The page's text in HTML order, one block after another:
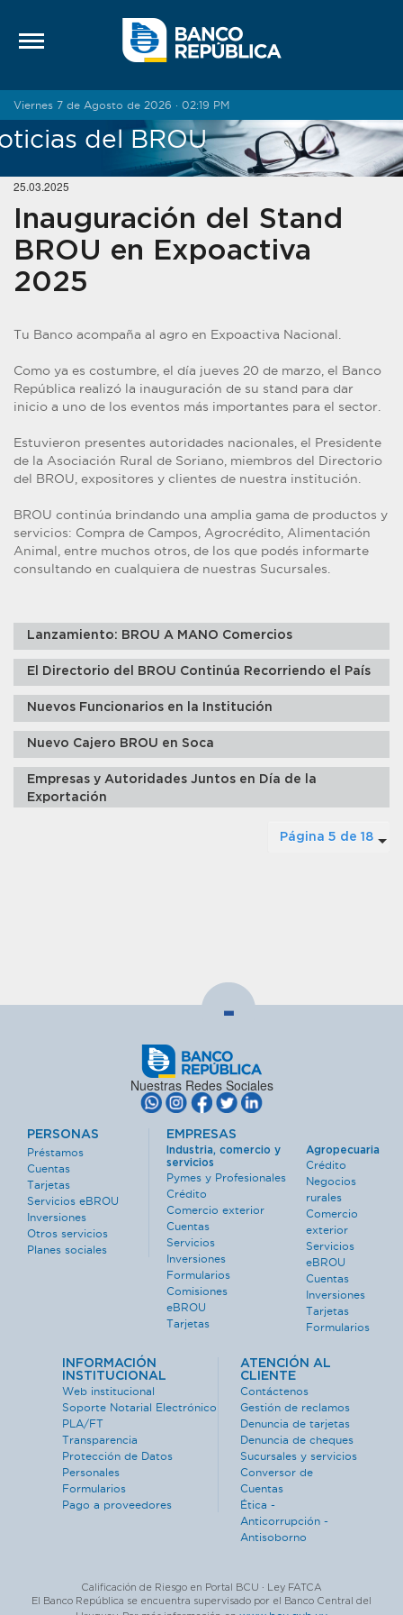
Viernes 7 de Agosto de 2026 · 02:19 PM
del BROU
25.03.2025
Inauguración del Stand
BROU en Expoactiva
2025
Tu Banco acompaña al agro en Expoactiva Nacional.
Como ya es costumbre, el día jueves 20 de marzo, el Banco
República realizó la inauguración de su stand para dar
inicio a uno de los eventos más importantes para el sector.
Estuvieron presentes autoridades nacionales, el Presidente
de la Asociación Rural de Soriano, miembros del Directorio
del BROU, expositores y clientes de nuestra institución.
BROU continúa brindando una amplia gama de productos y
servicios: Compra de Campos, Agrocrédito, Alimentación
Animal, entre muchos otros, de los que podés informarte
consultando en cualquiera de nuestras Sucursales.
Lanzamiento: BROU A MANO Comercios
El Directorio del BROU Continúa Recorriendo el País
Nuevos Funcionarios en la Institución
Nuevo Cajero BROU en Soca
Empresas y Autoridades Juntos en Día de la
Exportación
Página 5 de 18
-
Nuestras Redes Sociales
PERSONAS
Préstamos
Cuentas
Tarjetas
Servicios eBROU
Inversiones
Otros servicios
Planes sociales
EMPRESAS
Industria, comercio y
servicios
Pymes y Profesionales
Crédito
Comercio exterior
Cuentas
Servicios
Inversiones
Formularios
Comisiones
eBROU
Tarjetas
Agropecuaria
Crédito
Negocios
rurales
Comercio
exterior
Servicios
eBROU
Cuentas
Inversiones
Tarjetas
Formularios
INFORMACIÓN
INSTITUCIONAL
Web institucional
Soporte Notarial Electrónico
PLA/FT
Transparencia
Protección de Datos
Personales
Formularios
Pago a proveedores
ATENCIÓN AL
CLIENTE
Contáctenos
Gestión de reclamos
Denuncia de tarjetas
Denuncia de cheques
Sucursales y servicios
Conversor de
Cuentas
Ética -
Anticorrupción -
Antisoborno
Calificación de Riesgo en Portal BCU · Ley FATCA
El Banco República se encuentra supervisado por el Banco Central del